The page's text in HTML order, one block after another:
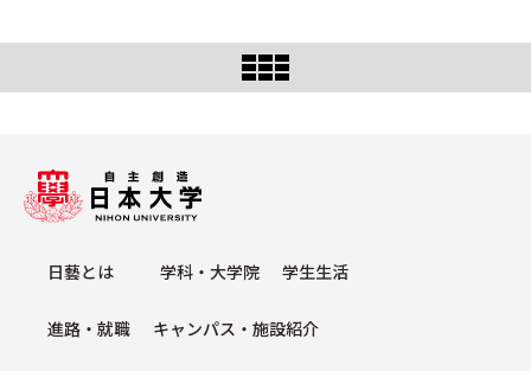
⽇藝とは 学科・⼤学院 学⽣⽣活
進路・就職 キャンパス・施設紹介